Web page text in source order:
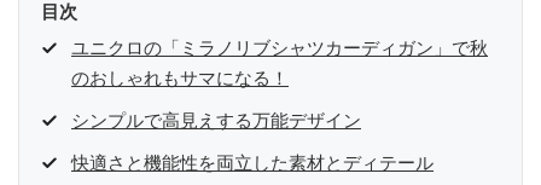
目次
ユニクロの「ミラノリブシャツカーディガン」で秋
のおしゃれもサマになる！
シンプルで高見えする万能デザイン
快適さと機能性を両立した素材とディテール